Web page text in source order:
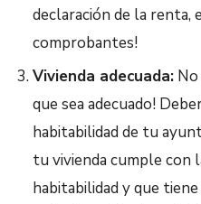
declaración de la renta,
comprobantes!
Vivienda adecuada:
que sea adecuado!
habitabilidad de tu
tu vivienda cumple con
habitabilidad y que